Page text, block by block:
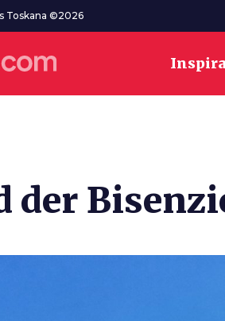
Toskana ©2026
der